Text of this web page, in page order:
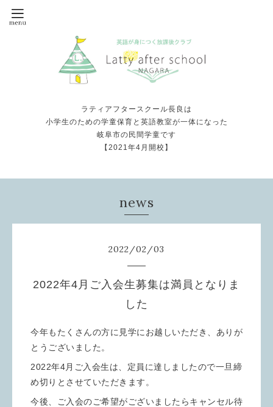
ラティアフタースクール長良は
小学生のための学童保育と英語教室が一体になった
岐阜市の民間学童です
【2021年4月開校】
news
2022/02/03
2022年4月ご入会生募集は満員となりま
した
今年もたくさんの方に見学にお越しいただき、ありが
とうございました。
2022年4月ご入会生は、定員に達しましたので一旦締
め切りとさせていただきます。
今後、ご入会のご希望がございましたらキャンセル待